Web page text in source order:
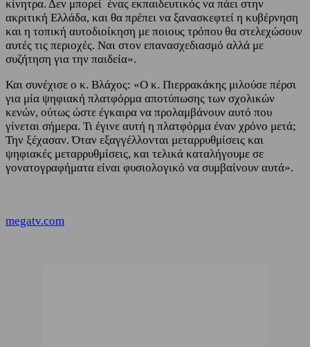
κίνητρα. Δεν μπορεί ένας εκπαιδευτικός να πάει στην
ακριτική Ελλάδα, και θα πρέπει να ξανασκεφτεί η κυβέρνηση
και η τοπική αυτοδιοίκηση με ποιους τρόπου θα στελεχώσουν
αυτές τις περιοχές. Ναι στον επανασχεδιασμό αλλά με
συζήτηση για την παιδεία».
Και συνέχισε ο κ. Βλάχος: «Ο κ. Πιερρακάκης μιλούσε πέρσι
για μία ψηφιακή πλατφόρμα αποτύπωσης των σχολικών
κενών, ούτως ώστε έγκαιρα να προλαμβάνουν αυτό που
γίνεται σήμερα. Τι έγινε αυτή η πλατφόρμα έναν χρόνο μετά;
Την ξέχασαν. Όταν εξαγγέλλονται μεταρρυθμίσεις και
ψηφιακές μεταρρυθμίσεις, και τελικά καταλήγουμε σε
γονατογραφήματα είναι φυσιολογικό να συμβαίνουν αυτά».
megatv.com